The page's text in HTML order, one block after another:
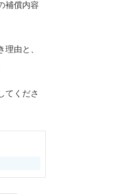
補償内容
由と、
てくださ